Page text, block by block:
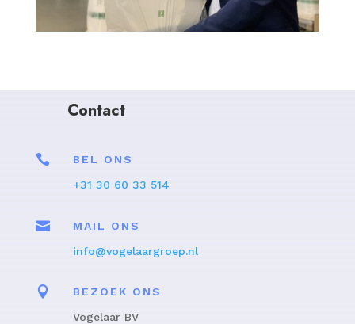
Contact

BEL ONS
+31 30 60 33 514

MAIL ONS
info@vogelaargroep.nl

BEZOEK ONS
Vogelaar BV